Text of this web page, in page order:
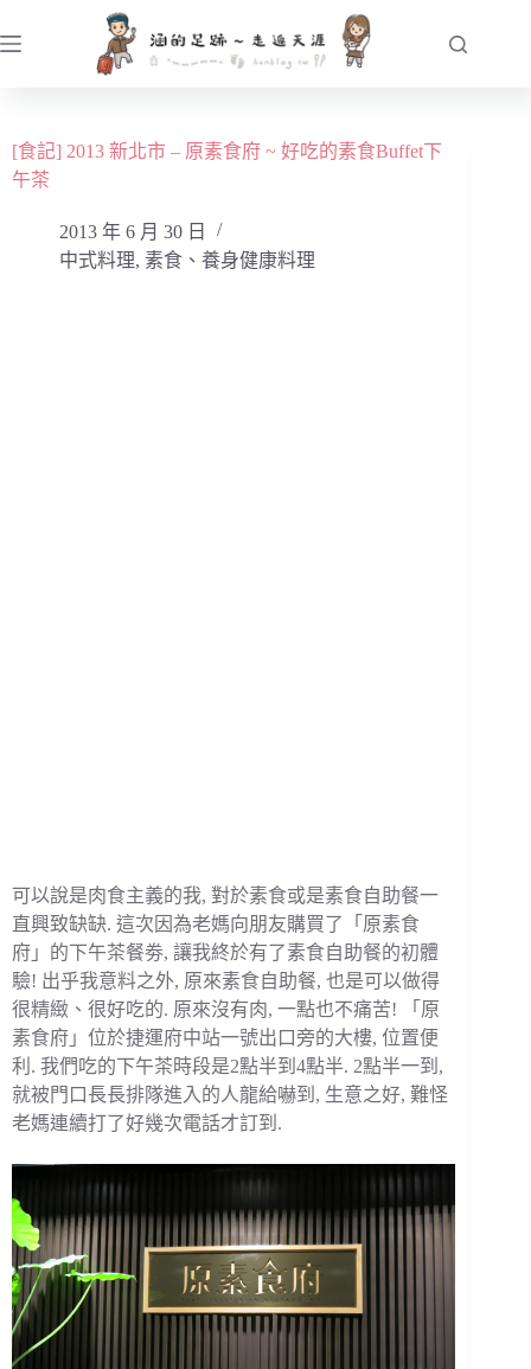
至
容[食記] 2013 新北市 – 原素食府 ~ 好吃的素食Buffet下
午茶
2013 年 6 月 30 日
中式料理, 素食、養身健康料理
可以說是肉食主義的我, 對於素食或是素食自助餐一
直興致缺缺. 這次因為老媽向朋友購買了「原素食
府」的下午茶餐劵, 讓我終於有了素食自助餐的初體
驗! 出乎我意料之外, 原來素食自助餐, 也是可以做得
很精緻、很好吃的. 原來沒有肉, 一點也不痛苦! 「原
素食府」位於捷運府中站一號出口旁的大樓, 位置便
利. 我們吃的下午茶時段是2點半到4點半. 2點半一到,
就被門口長長排隊進入的人龍給嚇到, 生意之好, 難怪
老媽連續打了好幾次電話才訂到.